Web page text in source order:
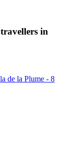
in
de la Plume - 8